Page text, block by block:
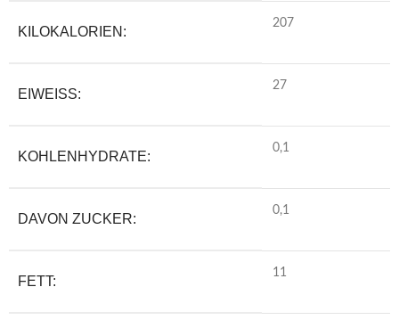
KILOKALORIEN:
207
EIWEISS:
27
KOHLENHYDRATE:
0,1
DAVON ZUCKER:
0,1
FETT:
11